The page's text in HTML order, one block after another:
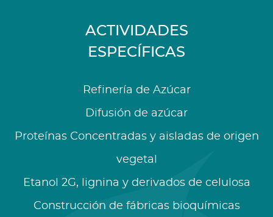
ACTIVIDADES
ESPECÍFICAS
Refinería de Azúcar
Difusión de azúcar
Proteínas Concentradas y aisladas de origen
vegetal
Etanol 2G, lignina y derivados de celulosa
Construcción de fábricas bioquímicas